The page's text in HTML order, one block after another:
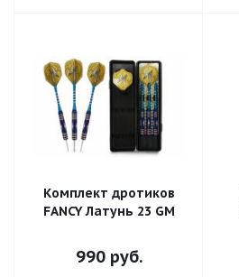
Комплект дротиков
FANCY Латунь 23 GM
990руб.